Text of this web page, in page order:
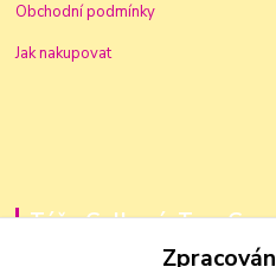
Obchodní podmínky
Jak nakupovat
Táňa Golková, TanaGo